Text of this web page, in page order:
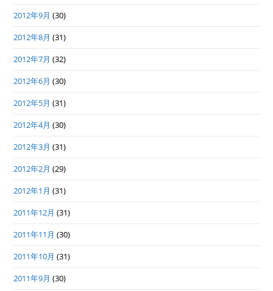
2012年9月 (30)
2012年8月 (31)
2012年7月 (32)
2012年6月 (30)
2012年5月 (31)
2012年4月 (30)
2012年3月 (31)
2012年2月 (29)
2012年1月 (31)
2011年12月 (31)
2011年11月 (30)
2011年10月 (31)
2011年9月 (30)